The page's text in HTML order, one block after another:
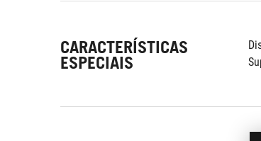
CARACTERÍSTICAS
ESPECIAIS